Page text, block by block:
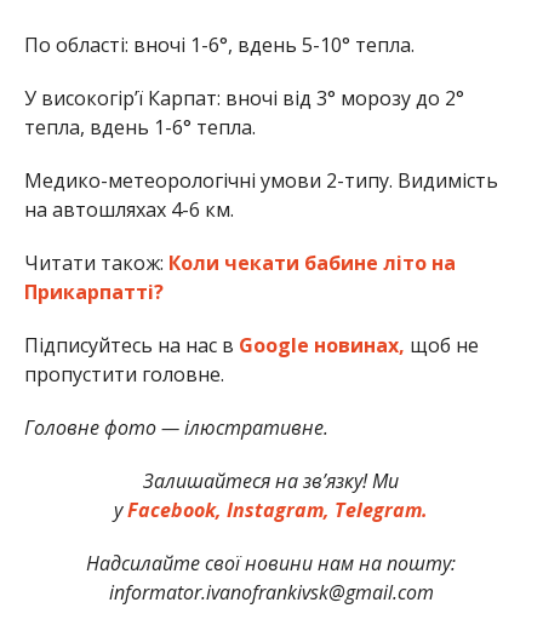
По області: вночі 1-6°, вдень 5-10° тепла.
У високогір’ї Карпат: вночі від 3° морозу до 2°
тепла, вдень 1-6° тепла.
Медико-метеорологічні умови 2-типу. Видимість
на автошляхах 4-6 км.
Читати також: Коли чекати бабине літо на
Прикарпатті?
Підписуйтесь на нас в Google новинах, щоб не
пропустити головне.
Головне фото — ілюстративне.
Залишайтеся на зв’язку! Ми
уFacebook, Instagram, Telegram.
Надсилайте свої новини нам на пошту:
informator.ivanofrankivsk@gmail.com